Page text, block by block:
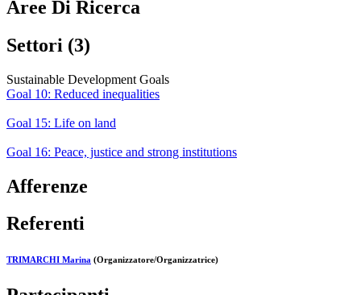
Aree Di Ricerca
Settori (3)
Sustainable Development Goals
Goal 10: Reduced inequalities
Goal 15: Life on land
Goal 16: Peace, justice and strong institutions
Afferenze
Referenti
TRIMARCHI Marina (Organizzatore/Organizzatrice)